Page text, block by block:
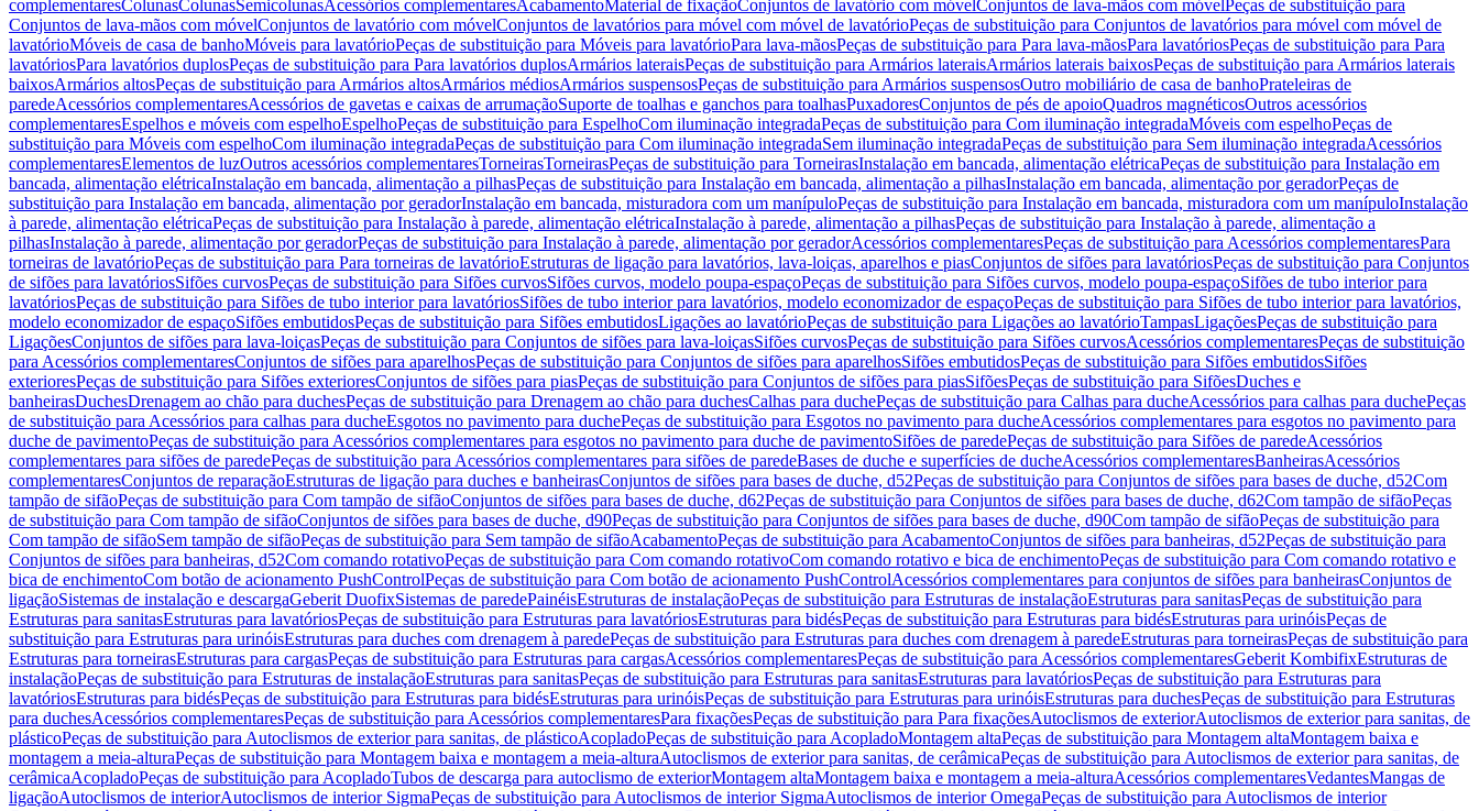
complementaresColunasColunasSemicolunasAcessórios complementaresAcabamentoMaterial de fixaçãoConjuntos de lavatório com móvelConjuntos de lava-mãos com móvelPeças de substituição para
Conjuntos de lava-mãos com móvelConjuntos de lavatório com móvelConjuntos de lavatórios para móvel com móvel de lavatórioPeças de substituição para Conjuntos de lavatórios para móvel com móvel de
lavatórioMóveis de casa de banhoMóveis para lavatórioPeças de substituição para Móveis para lavatórioPara lava-mãosPeças de substituição para Para lava-mãosPara lavatóriosPeças de substituição para Para
lavatóriosPara lavatórios duplosPeças de substituição para Para lavatórios duplosArmários lateraisPeças de substituição para Armários lateraisArmários laterais baixosPeças de substituição para Armários laterais
baixosArmários altosPeças de substituição para Armários altosArmários médiosArmários suspensosPeças de substituição para Armários suspensosOutro mobiliário de casa de banhoPrateleiras de
paredeAcessórios complementaresAcessórios de gavetas e caixas de arrumaçãoSuporte de toalhas e ganchos para toalhasPuxadoresConjuntos de pés de apoioQuadros magnéticosOutros acessórios
complementaresEspelhos e móveis com espelhoEspelhoPeças de substituição para EspelhoCom iluminação integradaPeças de substituição para Com iluminação integradaMóveis com espelhoPeças de
substituição para Móveis com espelhoCom iluminação integradaPeças de substituição para Com iluminação integradaSem iluminação integradaPeças de substituição para Sem iluminação integradaAcessórios
complementaresElementos de luzOutros acessórios complementaresTorneirasTorneirasPeças de substituição para TorneirasInstalação em bancada, alimentação elétricaPeças de substituição para Instalação em
bancada, alimentação elétricaInstalação em bancada, alimentação a pilhasPeças de substituição para Instalação em bancada, alimentação a pilhasInstalação em bancada, alimentação por geradorPeças de
substituição para Instalação em bancada, alimentação por geradorInstalação em bancada, misturadora com um manípuloPeças de substituição para Instalação em bancada, misturadora com um manípuloInstalação
à parede, alimentação elétricaPeças de substituição para Instalação à parede, alimentação elétricaInstalação à parede, alimentação a pilhasPeças de substituição para Instalação à parede, alimentação a
pilhasInstalação à parede, alimentação por geradorPeças de substituição para Instalação à parede, alimentação por geradorAcessórios complementaresPeças de substituição para Acessórios complementaresPara
torneiras de lavatórioPeças de substituição para Para torneiras de lavatórioEstruturas de ligação para lavatórios, lava-loiças, aparelhos e piasConjuntos de sifões para lavatóriosPeças de substituição para Conjuntos
de sifões para lavatóriosSifões curvosPeças de substituição para Sifões curvosSifões curvos, modelo poupa-espaçoPeças de substituição para Sifões curvos, modelo poupa-espaçoSifões de tubo interior para
lavatóriosPeças de substituição para Sifões de tubo interior para lavatóriosSifões de tubo interior para lavatórios, modelo economizador de espaçoPeças de substituição para Sifões de tubo interior para lavatórios,
modelo economizador de espaçoSifões embutidosPeças de substituição para Sifões embutidosLigações ao lavatórioPeças de substituição para Ligações ao lavatórioTampasLigaçõesPeças de substituição para
LigaçõesConjuntos de sifões para lava-loiçasPeças de substituição para Conjuntos de sifões para lava-loiçasSifões curvosPeças de substituição para Sifões curvosAcessórios complementaresPeças de substituição
para Acessórios complementaresConjuntos de sifões para aparelhosPeças de substituição para Conjuntos de sifões para aparelhosSifões embutidosPeças de substituição para Sifões embutidosSifões
exterioresPeças de substituição para Sifões exterioresConjuntos de sifões para piasPeças de substituição para Conjuntos de sifões para piasSifõesPeças de substituição para SifõesDuches e
banheirasDuchesDrenagem ao chão para duchesPeças de substituição para Drenagem ao chão para duchesCalhas para duchePeças de substituição para Calhas para ducheAcessórios para calhas para duchePeças
de substituição para Acessórios para calhas para ducheEsgotos no pavimento para duchePeças de substituição para Esgotos no pavimento para ducheAcessórios complementares para esgotos no pavimento para
duche de pavimentoPeças de substituição para Acessórios complementares para esgotos no pavimento para duche de pavimentoSifões de paredePeças de substituição para Sifões de paredeAcessórios
complementares para sifões de paredePeças de substituição para Acessórios complementares para sifões de paredeBases de duche e superfícies de ducheAcessórios complementaresBanheirasAcessórios
complementaresConjuntos de reparaçãoEstruturas de ligação para duches e banheirasConjuntos de sifões para bases de duche, d52Peças de substituição para Conjuntos de sifões para bases de duche, d52Com
tampão de sifãoPeças de substituição para Com tampão de sifãoConjuntos de sifões para bases de duche, d62Peças de substituição para Conjuntos de sifões para bases de duche, d62Com tampão de sifãoPeças
de substituição para Com tampão de sifãoConjuntos de sifões para bases de duche, d90Peças de substituição para Conjuntos de sifões para bases de duche, d90Com tampão de sifãoPeças de substituição para
Com tampão de sifãoSem tampão de sifãoPeças de substituição para Sem tampão de sifãoAcabamentoPeças de substituição para AcabamentoConjuntos de sifões para banheiras, d52Peças de substituição para
Conjuntos de sifões para banheiras, d52Com comando rotativoPeças de substituição para Com comando rotativoCom comando rotativo e bica de enchimentoPeças de substituição para Com comando rotativo e
bica de enchimentoCom botão de acionamento PushControlPeças de substituição para Com botão de acionamento PushControlAcessórios complementares para conjuntos de sifões para banheirasConjuntos de
ligaçãoSistemas de instalação e descargaGeberit DuofixSistemas de paredePainéisEstruturas de instalaçãoPeças de substituição para Estruturas de instalaçãoEstruturas para sanitasPeças de substituição para
Estruturas para sanitasEstruturas para lavatóriosPeças de substituição para Estruturas para lavatóriosEstruturas para bidésPeças de substituição para Estruturas para bidésEstruturas para urinóisPeças de
substituição para Estruturas para urinóisEstruturas para duches com drenagem à paredePeças de substituição para Estruturas para duches com drenagem à paredeEstruturas para torneirasPeças de substituição para
Estruturas para torneirasEstruturas para cargasPeças de substituição para Estruturas para cargasAcessórios complementaresPeças de substituição para Acessórios complementaresGeberit KombifixEstruturas de
instalaçãoPeças de substituição para Estruturas de instalaçãoEstruturas para sanitasPeças de substituição para Estruturas para sanitasEstruturas para lavatóriosPeças de substituição para Estruturas para
lavatóriosEstruturas para bidésPeças de substituição para Estruturas para bidésEstruturas para urinóisPeças de substituição para Estruturas para urinóisEstruturas para duchesPeças de substituição para Estruturas
para duchesAcessórios complementaresPeças de substituição para Acessórios complementaresPara fixaçõesPeças de substituição para Para fixaçõesAutoclismos de exteriorAutoclismos de exterior para sanitas, de
plásticoPeças de substituição para Autoclismos de exterior para sanitas, de plásticoAcopladoPeças de substituição para AcopladoMontagem altaPeças de substituição para Montagem altaMontagem baixa e
montagem a meia-alturaPeças de substituição para Montagem baixa e montagem a meia-alturaAutoclismos de exterior para sanitas, de cerâmicaPeças de substituição para Autoclismos de exterior para sanitas, de
cerâmicaAcopladoPeças de substituição para AcopladoTubos de descarga para autoclismo de exteriorMontagem altaMontagem baixa e montagem a meia-alturaAcessórios complementaresVedantesMangas de
ligaçãoAutoclismos de interiorAutoclismos de interior SigmaPeças de substituição para Autoclismos de interior SigmaAutoclismos de interior OmegaPeças de substituição para Autoclismos de interior